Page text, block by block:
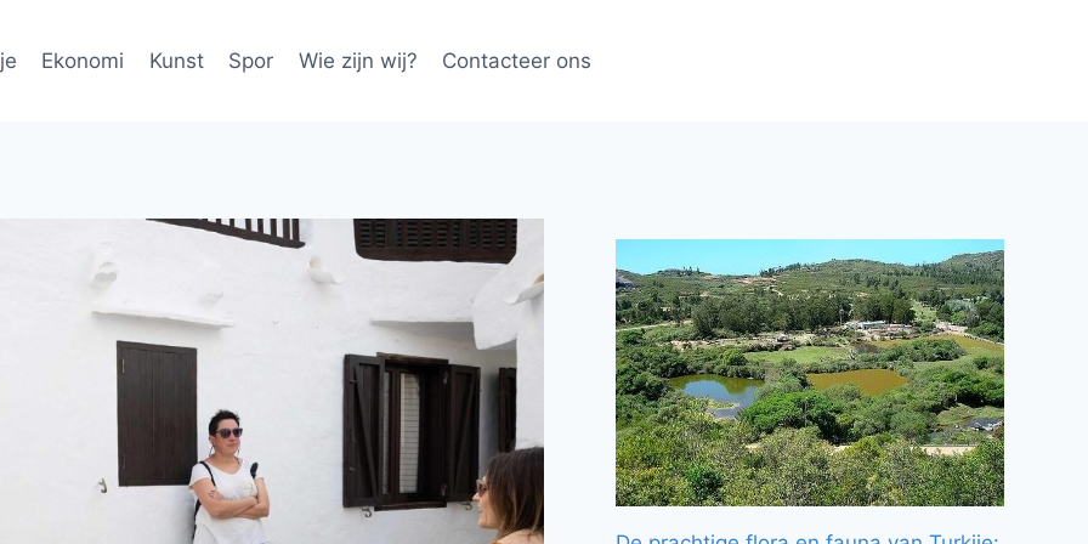
Ekonomi Kunst Spor Wie zijn wij? Contacteer ons